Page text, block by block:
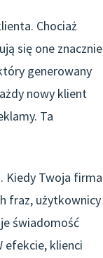
Chociaż
się one znacznie
generowany
nowy klient
Ta
Kiedy Twoja firma
fraz, użytkownicy
świadomość
efekcie, klienci